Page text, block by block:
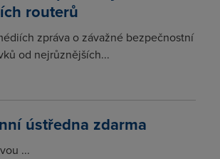
routerů
zpráva o závažné bezpečnostní
od nejrůznějších...
ústředna zdarma
...